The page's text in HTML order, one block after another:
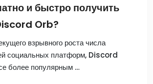
и быстро получить
Orb?
взрывного роста числа
социальных платформ, Discord
более популярным …